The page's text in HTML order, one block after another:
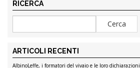
RICERCA
ARTICOLI RECENTI
AlbinoLeffe, i formatori del vivaio e le loro dichiarazioni